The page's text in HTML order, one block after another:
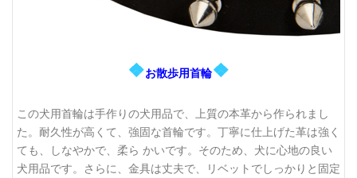
❖お散歩用首輪❖
この犬用首輪は手作りの犬用品で、上質の本革から作られまし
た。耐久性が高くて、強固な首輪です。丁寧に仕上げた革は強く
ても、しなやかで、柔ら かいです。そのため、犬に心地の良い
犬用品です。さらに、金具は丈夫で、リベットでしっかりと固定